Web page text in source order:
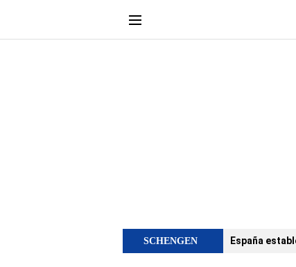
SCHENGEN España